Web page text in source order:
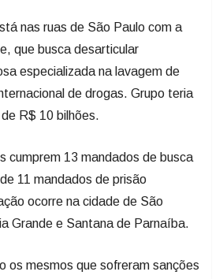
nas ruas de São Paulo com a
que busca desarticular
especializada na lavagem de
de drogas. Grupo teria
R$ 10 bilhões.
cumprem 13 mandados de busca
11 mandados de prisão
ocorre na cidade de São
Grande e Santana de Parnaíba.
os mesmos que sofreram sanções